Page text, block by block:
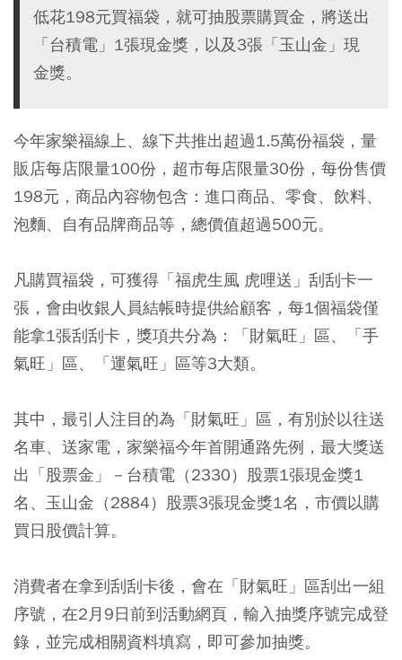
低花198元買福袋，就可抽股票購買金，將送出
「台積電」1張現金獎，以及3張「玉山金」現
金獎。
今年家樂福線上、線下共推出超過1.5萬份福袋，量
販店每店限量100份，超市每店限量30份，每份售價
198元，商品內容物包含：進口商品、零食、飲料、
泡麵、自有品牌商品等，總價值超過500元。
凡購買福袋，可獲得「福虎生風 虎哩送」刮刮卡一
張，會由收銀人員結帳時提供給顧客，每1個福袋僅
能拿1張刮刮卡，獎項共分為：「財氣旺」區、「手
氣旺」區、「運氣旺」區等3大類。
其中，最引人注目的為「財氣旺」區，有別於以往送
名車、送家電，家樂福今年首開通路先例，最大獎送
出「股票金」－台積電（2330）股票1張現金獎1
名、玉山金（2884）股票3張現金獎1名，市價以購
買日股價計算。
消費者在拿到刮刮卡後，會在「財氣旺」區刮出一組
序號，在2月9日前到活動網頁，輸入抽獎序號完成登
錄，並完成相關資料填寫，即可參加抽獎。